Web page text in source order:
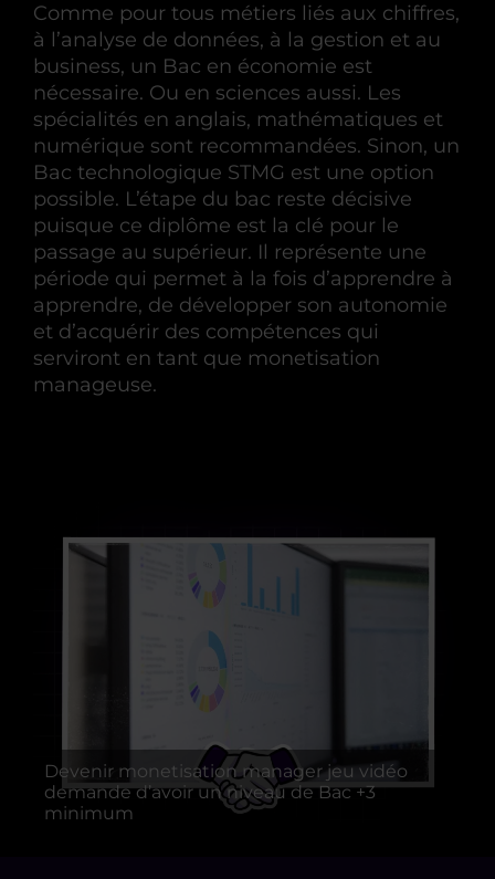
Comme pour tous métiers liés aux chiffres,
à l’analyse de données, à la gestion et au
business, un Bac en économie est
nécessaire. Ou en sciences aussi. Les
spécialités en anglais, mathématiques et
numérique sont recommandées. Sinon, un
Bac technologique STMG est une option
possible. L’étape du bac reste décisive
puisque ce diplôme est la clé pour le
passage au supérieur. Il représente une
période qui permet à la fois d’apprendre à
apprendre, de développer son autonomie
et d’acquérir des compétences qui
serviront en tant que monetisation
manageuse.
Devenir monetisation manager jeu vidéo
demande d’avoir un niveau de Bac +3
minimum